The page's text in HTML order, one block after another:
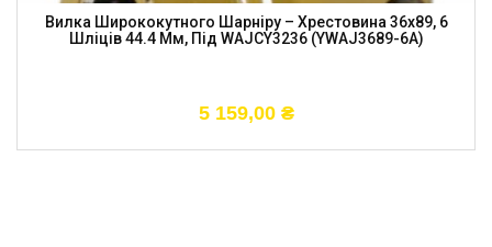
Вилка Ширококутного Шарніру – Хрестовина 36х89, 6
Шліців 44.4 Мм, Під WAJCY3236 (YWAJ3689-6A)
5 159,00 ₴